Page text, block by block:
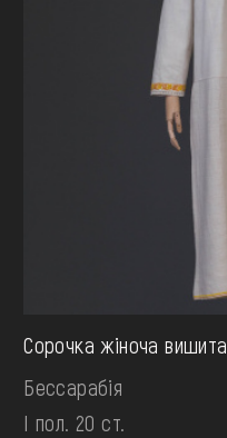
Сорочка жіноча вишита
Бессарабія
І пол. 20 ст.